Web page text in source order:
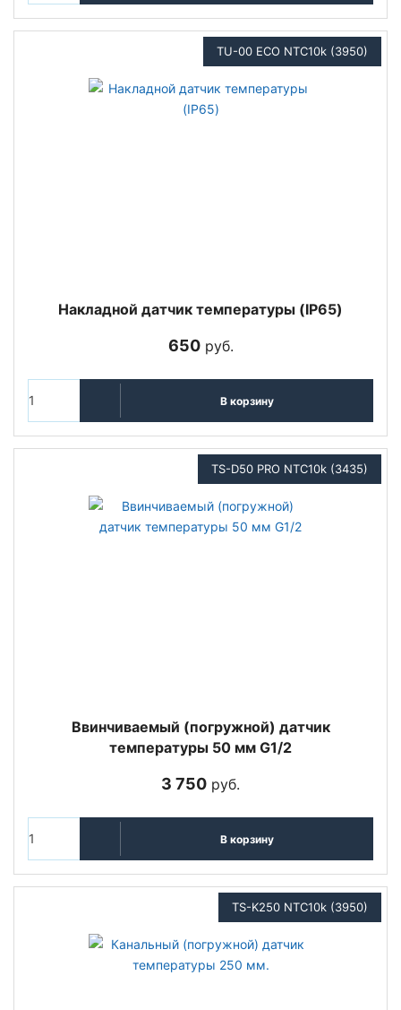
TU-00 ECO NTC10k (3950)
Накладной датчик температуры (IP65)
650руб.
В корзину
TS-D50 PRO NTC10k (3435)
Ввинчиваемый (погружной) датчик
температуры 50 мм G1/2
3 750 руб.
В корзину
TS-K250 NTC10k (3950)